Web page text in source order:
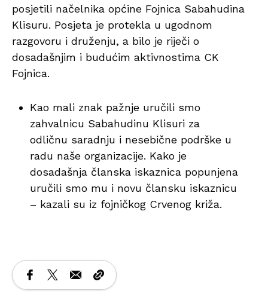
posjetili načelnika općine Fojnica Sabahudina
Klisuru. Posjeta je protekla u ugodnom
razgovoru i druženju, a bilo je riječi o
dosadašnjim i budućim aktivnostima CK
Fojnica.
Kao mali znak pažnje uručili smo
zahvalnicu Sabahudinu Klisuri za
odličnu saradnju i nesebične podrške u
radu naše organizacije. Kako je
dosadašnja članska iskaznica popunjena
uručili smo mu i novu člansku iskaznicu
– kazali su iz fojničkog Crvenog križa.